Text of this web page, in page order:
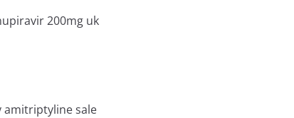
200mg uk
amitriptyline sale